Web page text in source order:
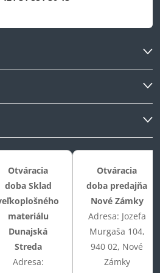
Otváracia
doba Sklad
materiálu
Dunajská
Streda
Adresa:
Otváracia
doba predajňa
Nové Zámky
Adresa: Jozefa
Murgaša 104,
940 02, Nové
Zámky